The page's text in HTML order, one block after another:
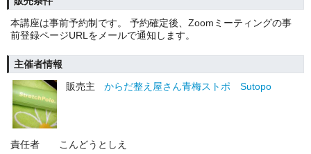
本講座は事前予約制です。 予約確定後、Zoomミーティングの事
前登録ページURLをメールで通知します。
主催者情報
販売主
からだ整え屋さん青梅ストポ Sutopo
責任者
こんどうとしえ